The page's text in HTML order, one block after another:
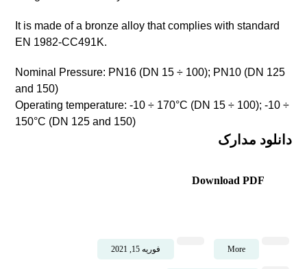
It is made of a bronze alloy that complies with standard
EN 1982-CC491K.
Nominal Pressure: PN16 (DN 15 ÷ 100); PN10 (DN 125
and 150)
Operating temperature: -10 ÷ 170°C (DN 15 ÷ 100); -10 ÷
150°C (DN 125 and 150)
دانلود مدارک
Download PDF
More فوریه 15, 2021